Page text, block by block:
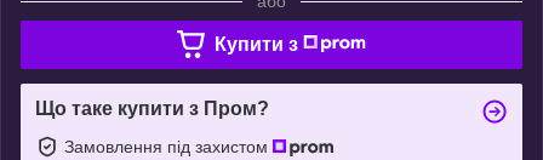
Купити з
Що таке купити з Пром?
Замовлення під захистом